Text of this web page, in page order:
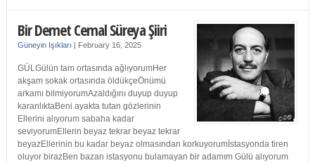
Bir Demet Cemal Süreya Şiiri
Güneyin Işıkları | February 16, 2025
GÜLGülün tam ortasında ağlıyorumHer
akşam sokak ortasında öldükçeÖnümü
arkamı bilmiyorumAzaldığını duyup duyup
karanlıktaBeni ayakta tutan gözlerinin
Ellerini alıyorum sabaha kadar
seviyorumEllerin beyaz tekrar beyaz tekrar
beyazEllerinin bu kadar beyaz olmasından korkuyorumİstasyonda tiren
oluyor birazBen bazan istasyonu bulamayan bir adamım Gülü alıyorum